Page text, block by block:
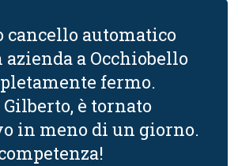
cancello automatico
azienda a Occhiobello
fermo.
Gilberto, è tornato
in meno di un giorno.